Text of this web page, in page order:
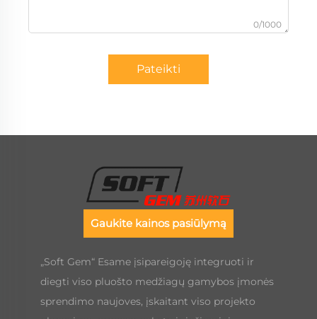
0/1000
Pateikti
Gaukite kainos pasiūlymą
„Soft Gem“ Esame įsipareigoję integruoti ir
diegti viso pluošto medžiagų gamybos įmonės
sprendimo naujoves, įskaitant viso projekto